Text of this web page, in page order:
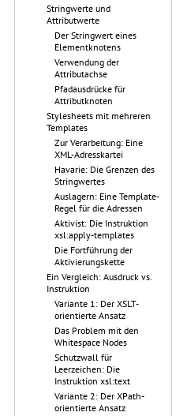
Stringwerte und
Attributwerte
Der Stringwert eines
Elementknotens
Verwendung der
Attributachse
Pfadausdrücke für
Attributknoten
Stylesheets mit mehreren
Templates
Zur Verarbeitung: Eine
XML-Adresskartei
Havarie: Die Grenzen des
Stringwertes
Auslagern: Eine Template-
Regel für die Adressen
Aktivist: Die Instruktion
xsl:apply-templates
Die Fortführung der
Aktivierungskette
Ein Vergleich: Ausdruck vs.
Instruktion
Variante 1: Der XSLT-
orientierte Ansatz
Das Problem mit den
Whitespace Nodes
Schutzwall für
Leerzeichen: Die
Instruktion xsl:text
Variante 2: Der XPath-
orientierte Ansatz